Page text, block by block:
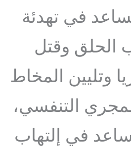
في تهدئة
الحلق وقتل
وتليين المخاط
التنفسي،
في إلتهاب